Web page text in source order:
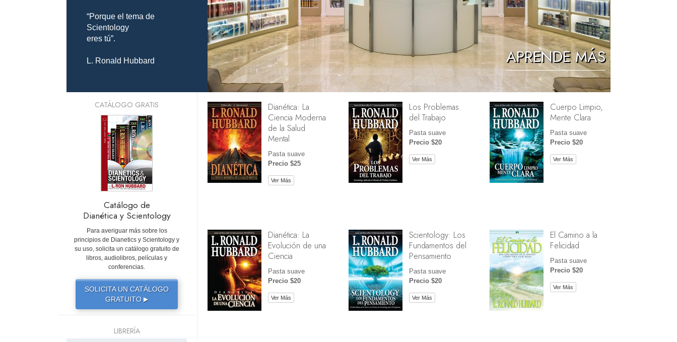
Amor y Odio: ¿Qué es Grandeza?
La Escala Tonal Emocional
Respuestas a las Drogas
Herramientas para el Entorno Laboral
La Ética y las Condiciones
La Causa de la Supresión
Investigaciones
Los Fundamentos de la Organización
Los Fundamentos de las Relaciones
Públicas
APRENDE MÁS
“Porque el tema de
Scientology
eres tú”.
L. Ronald Hubbard
Dianética: La
Ciencia Moderna
de la Salud
Mental
Pasta suave
Precio $25
Ver Más
Los Problemas
del Trabajo
Pasta suave
Precio $20
Ver Más
Cuerpo Limpio,
Mente Clara
Pasta suave
Precio $20
Ver Más
Dianética: La
Evolución de una
Ciencia
Pasta suave
Precio $20
Ver Más
Scientology: Los
Fundamentos del
Pensamiento
Pasta suave
Precio $20
Ver Más
El Camino a la
Felicidad
Pasta suave
Precio $20
Ver Más
CATÁLOGO GRATIS
Catálogo de
Dianética y Scientology
Para averiguar más sobre los
principios de Dianetics y Scientology y
su uso, solicita un catálogo gratuito de
libros, audiolibros, películas y
conferencias.
SOLICITA UN CATÁLOGO
GRATUITO ▶
LIBRERÍA